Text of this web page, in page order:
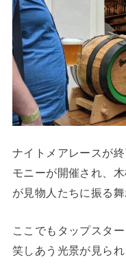
ナイトメアレースが
モニーが開催され、
が見物人たちに振る舞
ここでもタップスタ
笑しあう光景が見られ